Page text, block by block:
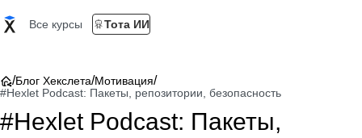
Все курсы Тота ИИ
/Блог Хекслета/Мотивация/
#Hexlet Podcast: Пакеты, репозитории, безопасность
#Hexlet Podcast: Пакеты,